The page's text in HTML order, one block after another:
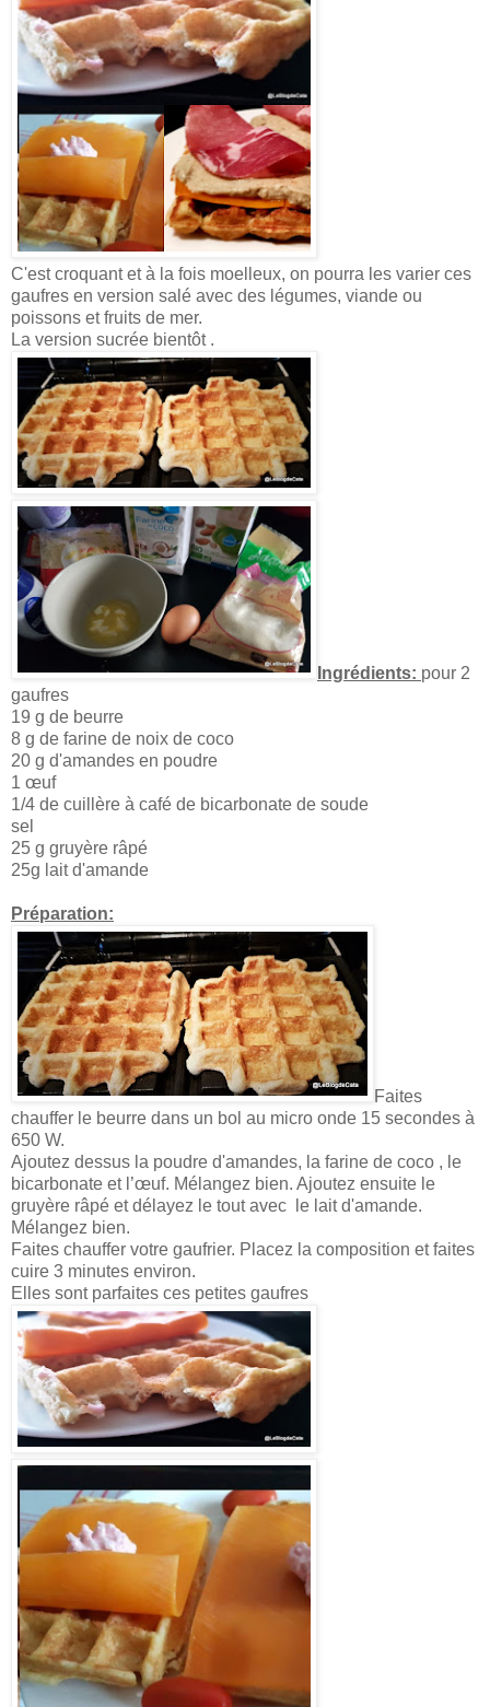
C'est croquant et à la fois moelleux, on pourra les varier ces
gaufres en version salé avec des légumes, viande ou
poissons et fruits de mer.
La version sucrée bientôt .
Ingrédients: pour 2
gaufres
19 g de beurre
8 g de farine de noix de coco
20 g d'amandes en poudre
1 œuf
1/4 de cuillère à café de bicarbonate de soude
sel
25 g gruyère râpé
25g lait d'amande
Préparation:
Faites
chauffer le beurre dans un bol au micro onde 15 secondes à
650 W.
Ajoutez dessus la poudre d'amandes, la farine de coco , le
bicarbonate et l’œuf. Mélangez bien. Ajoutez ensuite le
gruyère râpé et délayez le tout avec le lait d'amande.
Mélangez bien.
Faites chauffer votre gaufrier. Placez la composition et faites
cuire 3 minutes environ.
Elles sont parfaites ces petites gaufres